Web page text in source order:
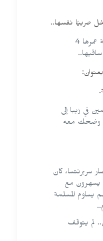
اغتصب الصرب الأطفال.. طفلة عمرها 4
في زيبا إلى
وضحك معه
سربرنتسا، كان
يسهرون مع
يساوم المسلمة
لم يتوقف